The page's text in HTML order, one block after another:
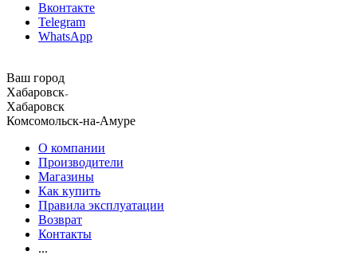
Вконтакте
Telegram
WhatsApp
Ваш город
Хабаровск
Хабаровск
Комсомольск-на-Амуре
О компании
Производители
Магазины
Как купить
Правила эксплуатации
Возврат
Контакты
...